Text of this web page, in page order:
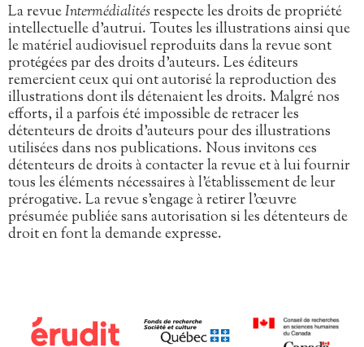
La revueIntermédialitésrespecte les droits de propriété
intellectuelle d’autrui. Toutes les illustrations ainsi que
le matériel audiovisuel reproduits dans la revue sont
protégées par des droits d’auteurs. Les éditeurs
remercient ceux qui ont autorisé la reproduction des
illustrations dont ils détenaient les droits. Malgré nos
efforts, il a parfois été impossible de retracer les
détenteurs de droits d’auteurs pour des illustrations
utilisées dans nos publications. Nous invitons ces
détenteurs de droits à contacter la revue et à lui fournir
tous les éléments nécessaires à l’établissement de leur
prérogative. La revue s’engage à retirer l’œuvre
présumée publiée sans autorisation si les détenteurs de
droit en font la demande expresse.